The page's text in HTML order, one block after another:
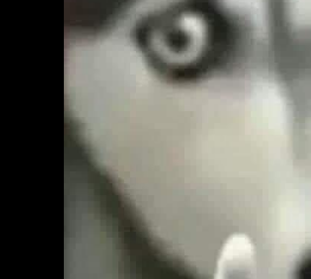
班總會找時間"點頭" 3.不
有4-5個小時瘋狂找人聊天
他，他也可以自己一直講
動不動就會突然尖叫嚇人